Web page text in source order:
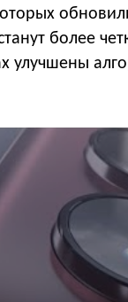
более
улучшены